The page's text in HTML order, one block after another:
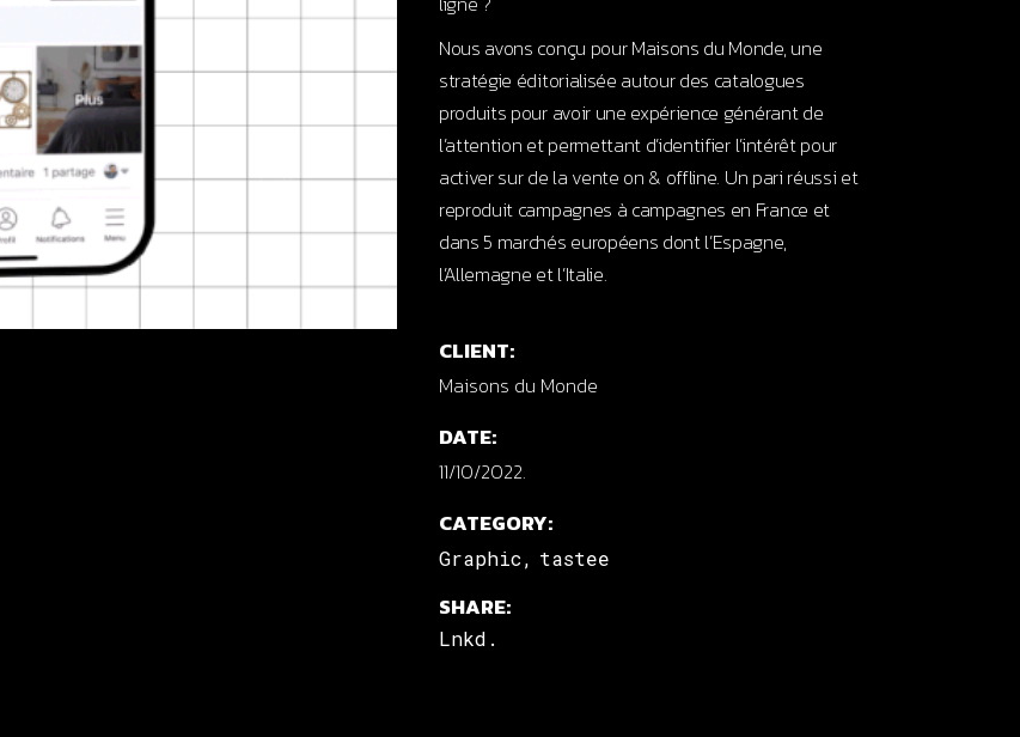
Nous avons conçu pour Maisons du Monde, une
stratégie éditorialisée autour des catalogues
produits pour avoir une expérience générant de
l’attention et permettant d’identifier l’intérêt pour
activer sur de la vente on & offline. Un pari réussi et
reproduit campagnes à campagnes en France et
dans 5 marchés européens dont l’Espagne,
l’Allemagne et l’Italie.
CLIENT:
Maisons du Monde
DATE:
11/10/2022.
CATEGORY:
Graphic tastee
SHARE:
Lnkd.